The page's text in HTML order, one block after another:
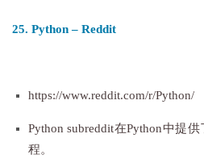
25. Python – Reddit
https://www.reddit.com/r/Python/
Python subreddit在Python中提
程。